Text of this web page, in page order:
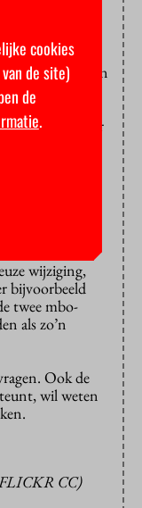
twee mbo-
langer geleden
Maar
van
hebben er
in het
raden van
te
het
wijziging,
bijvoorbeeld
twee mbo-
als zo’n
Ook de
wil weten
CC)
cookies
de site)
de
.